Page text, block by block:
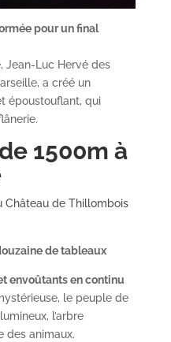
pour un final
Jean-Luc Hervé des
a créé un
époustouflant, qui
1500m à
de tableaux
envoûtants en continu
le peuple de
l’arbre
des animaux.